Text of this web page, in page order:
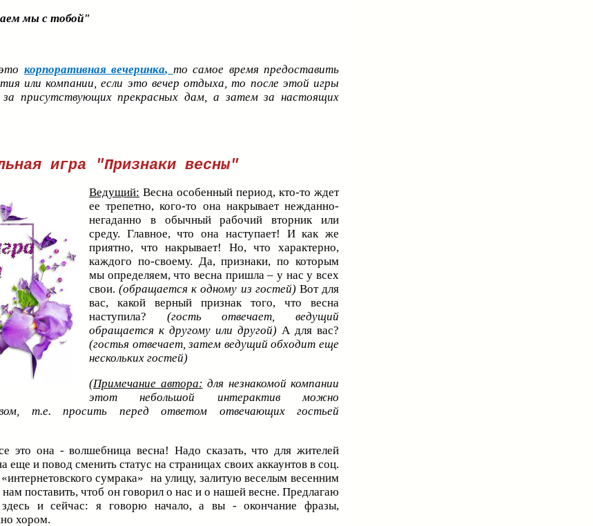
мы с тобой"
корпоративная вечеринка, то самое время предоставить
или компании, если это вечер отдыха, то после этой игры
присутствующих прекрасных дам, а затем за настоящих
игра "Признаки весны"
Ведущий: Весна особенный период, кто-то ждет
ее трепетно, кого-то она накрывает нежданно-
негаданно в обычный рабочий вторник или
среду. Главное, что она наступает! И как же
приятно, что накрывает! Но, что характерно,
каждого по-своему. Да, признаки, по которым
мы определяем, что весна пришла – у нас у всех
свои.(обращается к одному из гостей)Вот для
вас, какой верный признак того, что весна
наступила? (гость отвечает, ведущий
обращается к другому или другой) А для вас?
(гостья отвечает, затем ведущий обходит еще
нескольких гостей)
(Примечание автора: для незнакомой компании
этот небольшой интерактив можно
т.е. просить перед ответом отвечающих гостьей
это она - волшебница весна! Надо сказать, что для жителей
еще и повод сменить статус на страницах своих аккаунтов в соц.
сумрака» на улицу, залитую веселым весенним
поставить, чтоб он говорил о нас и о нашей весне. Предлагаю
здесь и сейчас: я говорю начало, а вы - окончание фразы,
хором.